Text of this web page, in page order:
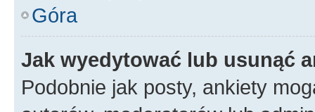
Góra
Jak wyedytować lub usunąć
Podobnie jak posty, ankiety